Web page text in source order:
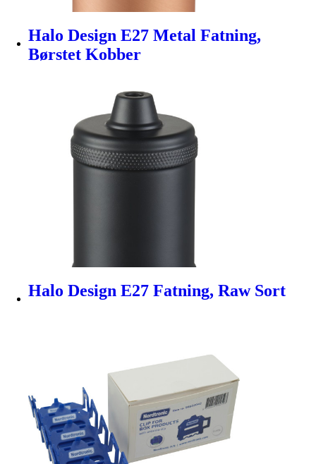
Halo Design E27 Metal Fatning,
Børstet Kobber
Halo Design E27 Fatning, Raw Sort